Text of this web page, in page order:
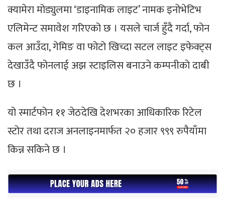
क्यामेरा मोड्युलमा ‘डाइनामिक लाइट’ नामक इनोभेटिभ
एलिमेन्ट समावेश गरिएको छ । यसले चार्ज हुँदै गर्दा, फोन
कल आउँदा, गेमिङ वा फोटो खिच्दा सटल लाइट इफेक्ट्स
देखाउँदै फोनलाई अझ स्टाइलिस बनाउने कम्पनीको दाबी
छ ।
यो स्मार्टफोन ११ जेठदेखि देशभरका आधिकारिक रिटेल
स्टोर तथा दराज अनलाइनमार्फत २० हजार ९९९ रुपैयाँमा
किन्न सकिने छ ।